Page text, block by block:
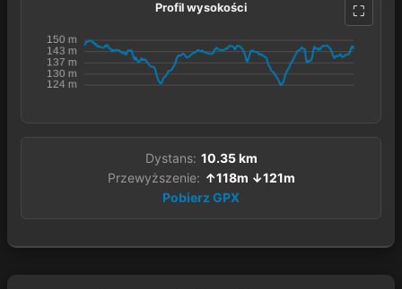
Profil wysokości
Dystans: 10.35 km
Przewyższenie: ↑118m ↓121m
Pobierz GPX